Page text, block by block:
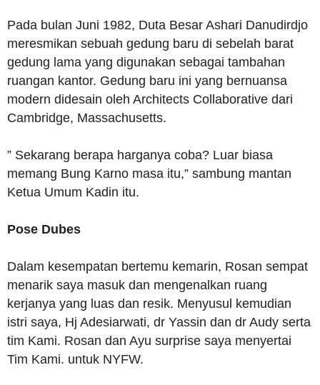
Pada bulan Juni 1982, Duta Besar Ashari Danudirdjo
meresmikan sebuah gedung baru di sebelah barat
gedung lama yang digunakan sebagai tambahan
ruangan kantor. Gedung baru ini yang bernuansa
modern didesain oleh Architects Collaborative dari
Cambridge, Massachusetts.
” Sekarang berapa harganya coba? Luar biasa
memang Bung Karno masa itu,” sambung mantan
Ketua Umum Kadin itu.
Pose Dubes
Dalam kesempatan bertemu kemarin, Rosan sempat
menarik saya masuk dan mengenalkan ruang
kerjanya yang luas dan resik. Menyusul kemudian
istri saya, Hj Adesiarwati, dr Yassin dan dr Audy serta
tim Kami. Rosan dan Ayu surprise saya menyertai
Tim Kami. untuk NYFW.